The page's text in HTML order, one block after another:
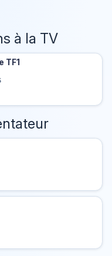
à la TV
TF1